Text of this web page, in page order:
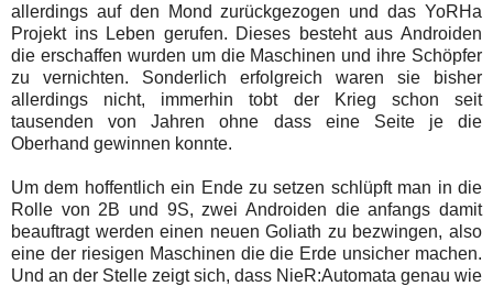
allerdings auf den Mond zurückgezogen und das YoRHa
Projekt ins Leben gerufen. Dieses besteht aus Androiden
die erschaffen wurden um die Maschinen und ihre Schöpfer
zu vernichten. Sonderlich erfolgreich waren sie bisher
allerdings nicht, immerhin tobt der Krieg schon seit
tausenden von Jahren ohne dass eine Seite je die
Oberhand gewinnen konnte.
Um dem hoffentlich ein Ende zu setzen schlüpft man in die
Rolle von 2B und 9S, zwei Androiden die anfangs damit
beauftragt werden einen neuen Goliath zu bezwingen, also
eine der riesigen Maschinen die die Erde unsicher machen.
Und an der Stelle zeigt sich, dass NieR:Automata genau wie